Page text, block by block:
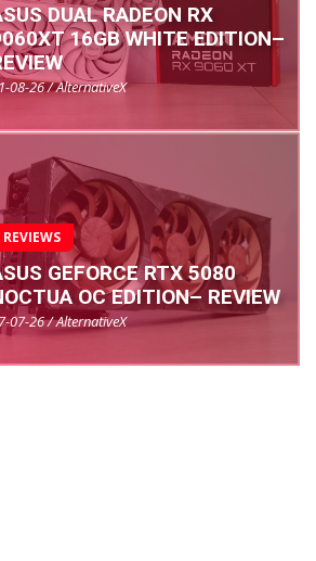
DUAL RADEON RX
16GB WHITE EDITION–
08-26 / AlternativeX
REVIEWS
GEFORCE RTX 5080
OC EDITION– REVIEW
07-26 / AlternativeX